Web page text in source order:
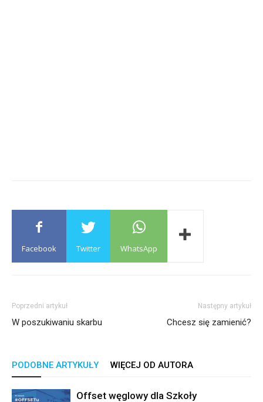
Facebook Twitter WhatsApp
Poprzedni artykuł
W poszukiwaniu skarbu
Następny artykuł
Chcesz się zamienić?
PODOBNE ARTYKUŁY WIĘCEJ OD AUTORA
Offset węglowy dla Szkoły